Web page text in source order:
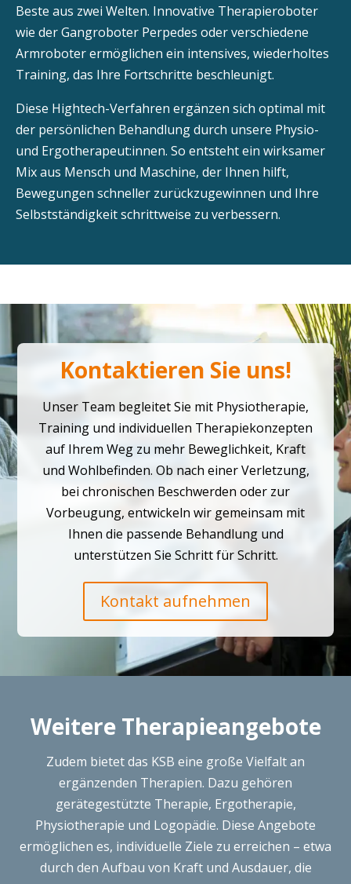
Beste aus zwei Welten. Innovative Therapieroboter
wie der Gangroboter Perpedes oder verschiedene
Armroboter ermöglichen ein intensives, wiederholtes
Training, das Ihre Fortschritte beschleunigt.
Diese Hightech-Verfahren ergänzen sich optimal mit
der persönlichen Behandlung durch unsere Physio-
und Ergotherapeut:innen. So entsteht ein wirksamer
Mix aus Mensch und Maschine, der Ihnen hilft,
Bewegungen schneller zurückzugewinnen und Ihre
Selbstständigkeit schrittweise zu verbessern.
Kontaktieren Sie uns!
Unser Team begleitet Sie mit Physiotherapie,
Training und individuellen Therapiekonzepten
auf Ihrem Weg zu mehr Beweglichkeit, Kraft
und Wohlbefinden. Ob nach einer Verletzung,
bei chronischen Beschwerden oder zur
Vorbeugung, entwickeln wir gemeinsam mit
Ihnen die passende Behandlung und
unterstützen Sie Schritt für Schritt.
Kontakt aufnehmen
Weitere Therapieangebote
Zudem bietet das KSB eine große Vielfalt an
ergänzenden Therapien. Dazu gehören
gerätegestützte Therapie, Ergotherapie,
Physiotherapie und Logopädie. Diese Angebote
ermöglichen es, individuelle Ziele zu erreichen – etwa
durch den Aufbau von Kraft und Ausdauer, die